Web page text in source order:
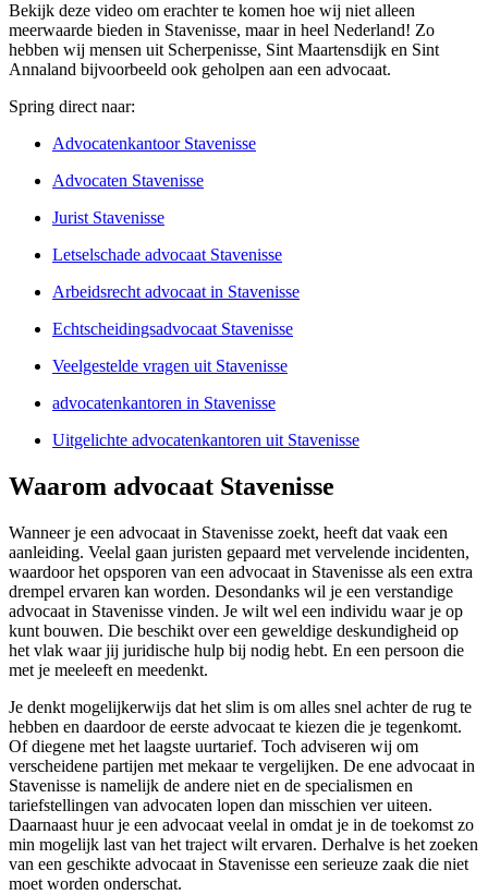
Bekijk deze video om erachter te komen hoe wij niet alleen
meerwaarde bieden in Stavenisse, maar in heel Nederland! Zo
hebben wij mensen uit Scherpenisse, Sint Maartensdijk en Sint
Annaland bijvoorbeeld ook geholpen aan een advocaat.
Spring direct naar:
Advocatenkantoor Stavenisse
Advocaten Stavenisse
Jurist Stavenisse
Letselschade advocaat Stavenisse
Arbeidsrecht advocaat in Stavenisse
Echtscheidingsadvocaat Stavenisse
Veelgestelde vragen uit Stavenisse
advocatenkantoren in Stavenisse
Uitgelichte advocatenkantoren uit Stavenisse
Waarom advocaat Stavenisse
Wanneer je een advocaat in Stavenisse zoekt, heeft dat vaak een
aanleiding. Veelal gaan juristen gepaard met vervelende incidenten,
waardoor het opsporen van een advocaat in Stavenisse als een extra
drempel ervaren kan worden. Desondanks wil je een verstandige
advocaat in Stavenisse vinden. Je wilt wel een individu waar je op
kunt bouwen. Die beschikt over een geweldige deskundigheid op
het vlak waar jij juridische hulp bij nodig hebt. En een persoon die
met je meeleeft en meedenkt.
Je denkt mogelijkerwijs dat het slim is om alles snel achter de rug te
hebben en daardoor de eerste advocaat te kiezen die je tegenkomt.
Of diegene met het laagste uurtarief. Toch adviseren wij om
verscheidene partijen met mekaar te vergelijken. De ene advocaat in
Stavenisse is namelijk de andere niet en de specialismen en
tariefstellingen van advocaten lopen dan misschien ver uiteen.
Daarnaast huur je een advocaat veelal in omdat je in de toekomst zo
min mogelijk last van het traject wilt ervaren. Derhalve is het zoeken
van een geschikte advocaat in Stavenisse een serieuze zaak die niet
moet worden onderschat.